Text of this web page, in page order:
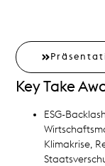
Key Take
ESG-
Klimakrise,